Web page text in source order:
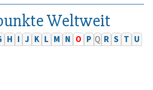
Weltweit
H I J K L M N O P Q R S T U